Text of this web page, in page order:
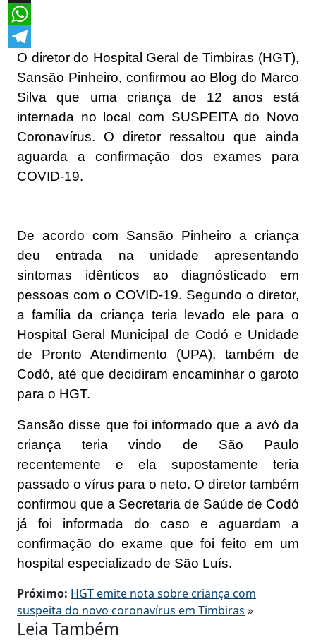
X
WhatsApp
Telegram
O diretor do Hospital Geral de Timbiras (HGT),
Sansão Pinheiro, confirmou ao Blog do Marco
Silva que uma criança de 12 anos está
internada no local com SUSPEITA do Novo
Coronavírus. O diretor ressaltou que ainda
aguarda a confirmação dos exames para
COVID-19.
De acordo com Sansão Pinheiro a criança
deu entrada na unidade apresentando
sintomas idênticos ao diagnósticado em
pessoas com o COVID-19. Segundo o diretor,
a família da criança teria levado ele para o
Hospital Geral Municipal de Codó e Unidade
de Pronto Atendimento (UPA), também de
Codó, até que decidiram encaminhar o garoto
para o HGT.
Sansão disse que foi informado que a avó da
criança teria vindo de São Paulo
recentemente e ela supostamente teria
passado o vírus para o neto. O diretor também
confirmou que a Secretaria de Saúde de Codó
já foi informada do caso e aguardam a
confirmação do exame que foi feito em um
hospital especializado de São Luís.
Próximo: HGT emite nota sobre criança com
suspeita do novo coronavírus em Timbiras »
Leia Também